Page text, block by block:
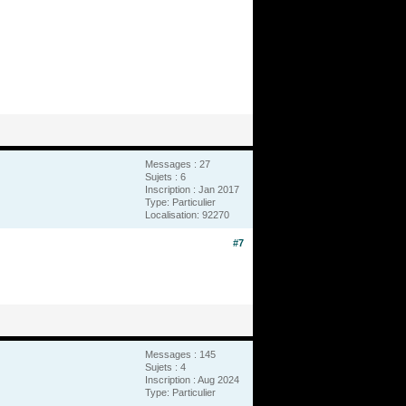
Messages : 27
Sujets : 6
Inscription : Jan 2017
Type: Particulier
Localisation: 92270
#7
Messages : 145
Sujets : 4
Inscription : Aug 2024
Type: Particulier